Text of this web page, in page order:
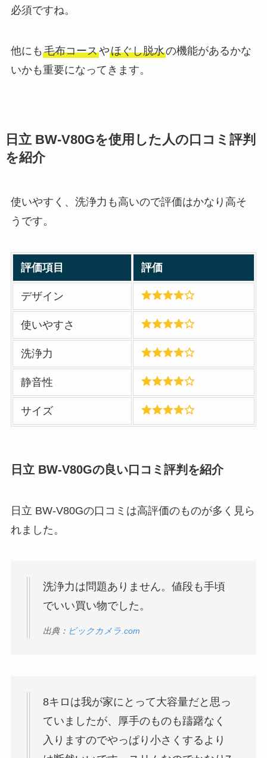
必須ですね。
他にも 毛布コースやほぐし脱水の機能があるかな
いかも重要になってきます。
日立 BW-V80Gを使用した人の口コミ評判
を紹介
使いやすく、洗浄力も高いので評価はかなり高そ
うです。
評価項目 評価
デザイン
使いやすさ
洗浄力
静音性
サイズ
日立 BW-V80Gの良い口コミ評判を紹介
日立 BW-V80Gの口コミは高評価のものが多く見ら
れました。
洗浄力は問題ありません。値段も手頃
でいい買い物でした。
出典： ビックカメラ.com
8キロは我が家にとって大容量だと思っ
ていましたが、厚手のものも躊躇なく
入りますのでやっぱり小さくするより